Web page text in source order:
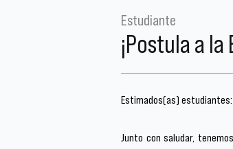
Estudiante
¡Postula a
Estimados(as) estudiantes:
Junto con saludar,